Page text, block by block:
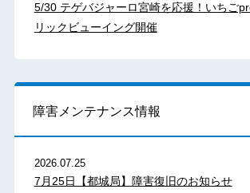
5/30 テゲバジャーロ宮崎を応援！いちご
リックビューイング開催
障害メンテナンス情報
2026.07.25
7月25日【都城局】障害復旧のお知らせ